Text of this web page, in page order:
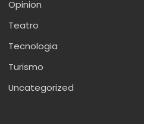
Opinion
Teatro
Tecnologia
Turismo
Uncategorized